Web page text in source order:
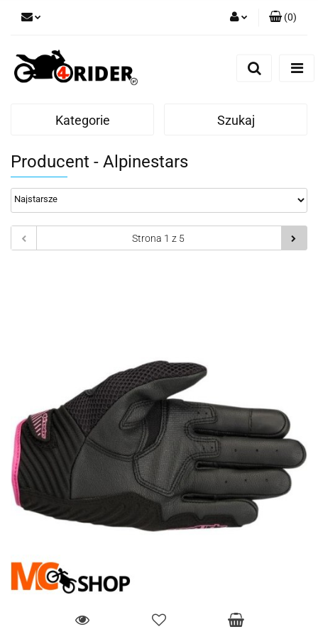
(0)
Kategorie Szukaj
Producent - Alpinestars